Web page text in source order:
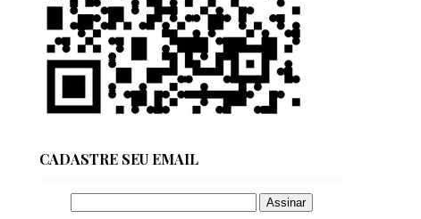
CADASTRE SEU EMAIL